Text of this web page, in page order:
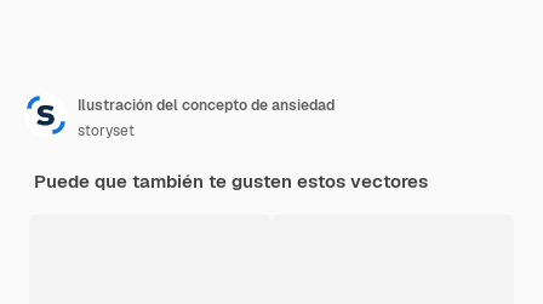
Ilustración del concepto de ansiedad
storyset
Puede que también te gusten estos vectores